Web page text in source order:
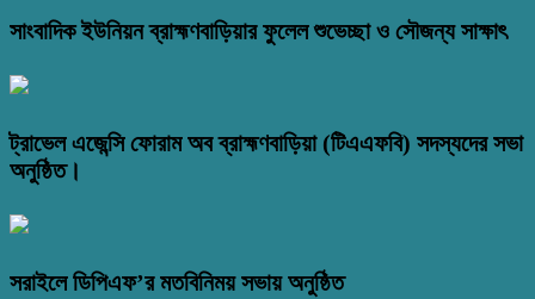
সাংবাদিক ইউনিয়ন ব্রাহ্মণবাড়িয়ার ফুলেল শুভেচ্ছা ও সৌজন্য সাক্ষাৎ
ট্রাভেল এজেন্সি ফোরাম অব ব্রাহ্মণবাড়িয়া (টিএএফবি) সদস্যদের সভা
অনুষ্ঠিত।
সরাইলে ডিপিএফ’র মতবিনিময় সভায় অনুষ্ঠিত